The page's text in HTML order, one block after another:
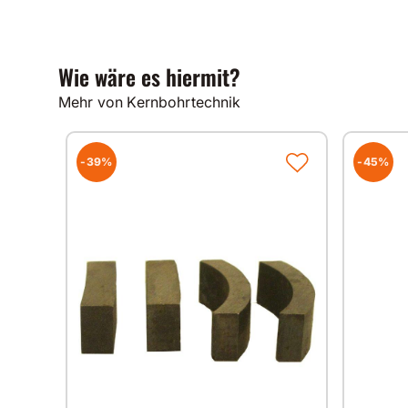
Wie wäre es hiermit?
Mehr von Kernbohrtechnik
-39% -45%